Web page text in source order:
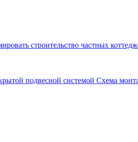
строительство частных
подвесной системой Схема